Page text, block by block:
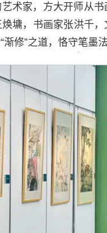
术家，方大开师从
墉，书画家张洪千
修”之道，恪守笔墨